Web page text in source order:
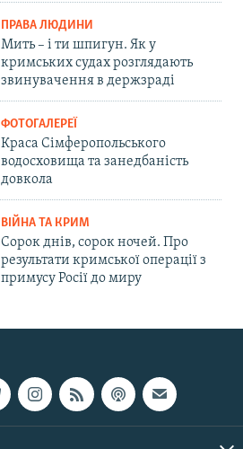
ПРАВА ЛЮДИНИ
Мить – і ти шпигун. Як у
кримських судах розглядають
звинувачення в держзраді
ФОТОГАЛЕРЕЇ
Краса Сімферопольського
водосховища та занедбаність
довкола
ВІЙНА ТА КРИМ
Сорок днів, сорок ночей. Про
результати кримської операції з
примусу Росії до миру